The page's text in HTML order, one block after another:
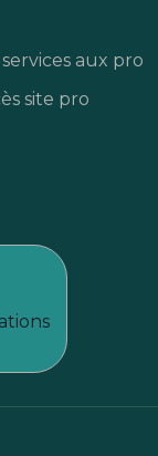
services aux pro
site pro